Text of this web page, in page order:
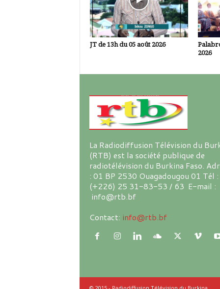
JT de 13h du 05 août 2026
2026
La Radiodiffusion Télévision du
(RTB) est la société publique de
radiotélévision du Burkina Faso.
: 01 BP 2530 Ouagadougou 01 Tél :
(+226) 25 31-83-53 / 63 E-mail :
info@rtb.bf
Contact: info@rtb.bf